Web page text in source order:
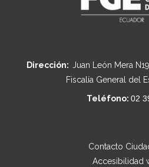
Dirección: Juan León Mera
Fiscalía General del
Teléfono: 02
Contacto
Accesibilidad